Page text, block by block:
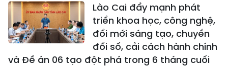
Lào Cai đẩy mạnh phát
triển khoa học, công nghệ,
đổi mới sáng tạo, chuyển
đổi số, cải cách hành chính
và Đề án 06 tạo đột phá trong 6 tháng cuối